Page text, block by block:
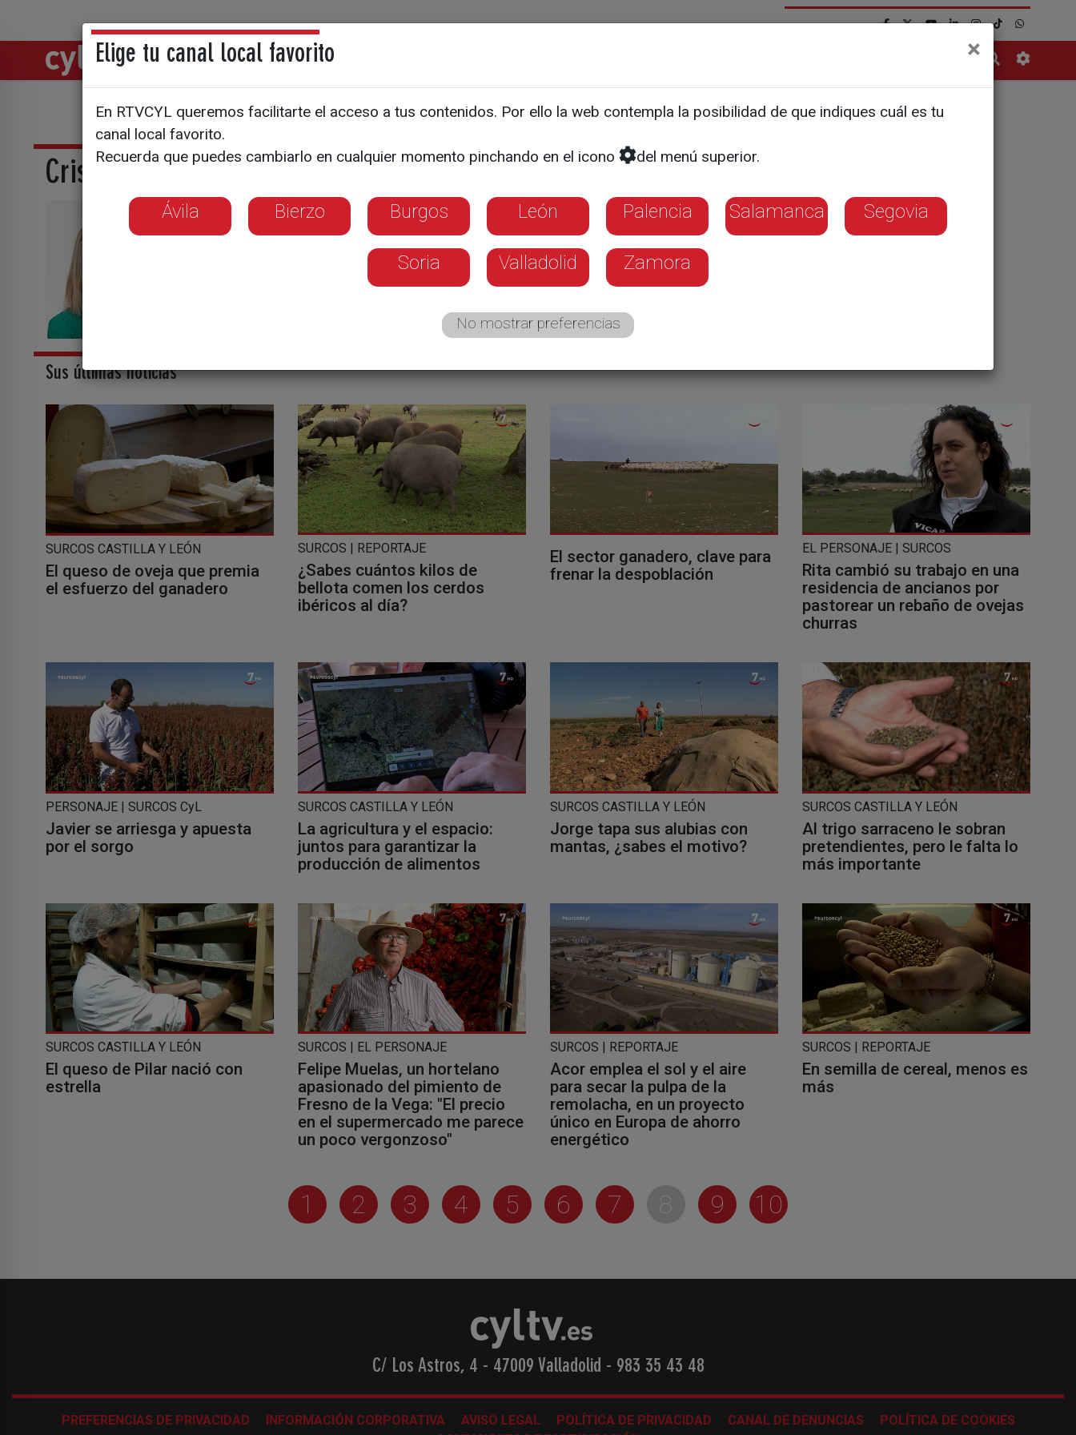
Directos Noticias
Cristina Carro
Sus últimas noticias
SURCOS CASTILLA Y LEÓN
El queso de oveja que premia
el esfuerzo del ganadero
SURCOS | REPORTAJE
¿Sabes cuántos kilos de
bellota comen los cerdos
ibéricos al día?
El sector ganadero, clave para
frenar la despoblación
EL PERSONAJE | SURCOS
Rita cambió su trabajo en una
residencia de ancianos por
pastorear un rebaño de ovejas
churras
PERSONAJE | SURCOS CyL
Javier se arriesga y apuesta
por el sorgo
SURCOS CASTILLA Y LEÓN
La agricultura y el espacio:
juntos para garantizar la
producción de alimentos
SURCOS CASTILLA Y LEÓN
Jorge tapa sus alubias con
mantas, ¿sabes el motivo?
SURCOS CASTILLA Y LEÓN
Al trigo sarraceno le sobran
pretendientes, pero le falta lo
más importante
SURCOS CASTILLA Y LEÓN
El queso de Pilar nació con
estrella
SURCOS | EL PERSONAJE
Felipe Muelas, un hortelano
apasionado del pimiento de
Fresno de la Vega: "El precio
en el supermercado me parece
un poco vergonzoso"
SURCOS | REPORTAJE
Acor emplea el sol y el aire
para secar la pulpa de la
remolacha, en un proyecto
único en Europa de ahorro
energético
SURCOS | REPORTAJE
En semilla de cereal, menos es
más
1 2 3 4 5 6 7 8 9 10
C/ Los Astros, 4 - 47009 Valladolid - 983 35 43 48
PREFERENCIAS DE PRIVACIDAD INFORMACIÓN CORPORATIVA AVISO LEGAL POLÍTICA DE PRIVACIDAD CANAL DE DENUNCIAS
POLÍTICA DE COOKIES
Elige tu canal local favorito ×
En RTVCYL queremos facilitarte el acceso a tus contenidos. Por ello la web contempla la posibilidad de que indiques cuál es tu
canal local favorito.
Recuerda que puedes cambiarlo en cualquier momento pinchando en el icono
del menú superior.
Ávila Bierzo Burgos León Palencia Salamanca Segovia
Soria Valladolid Zamora
No mostrar preferencias